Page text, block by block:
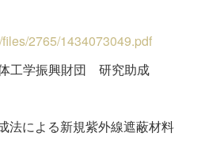
2765/1434073049.pdf
工学振興財団 研究助成
法による新規紫外線遮蔽材料